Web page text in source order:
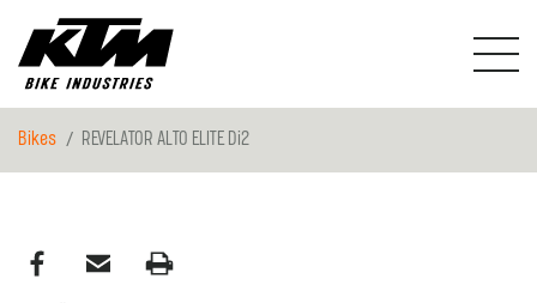
Bikes REVELATOR ALTO ELITE Di2